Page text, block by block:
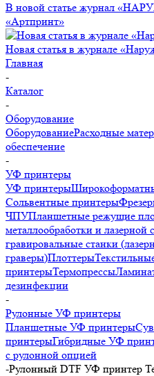
В новой статье журнал
«Артпринт»
Новая статья в журнале
Главная
-
Каталог
-
Оборудование
ОборудованиеРасходные
обеспечение
-
УФ принтеры
УФ принтеры
Сольвентные принтеры
ЧПУПланшетные режущие
металлообработки и лазерной
гравировальные станки
граверы)Плоттеры
принтерыТермопрессы
дезинфекции
-
Рулонные УФ принтеры
Планшетные УФ принтеры
принтерыГибридные УФ
с рулонной опцией
-Рулонный DTF УФ принтер